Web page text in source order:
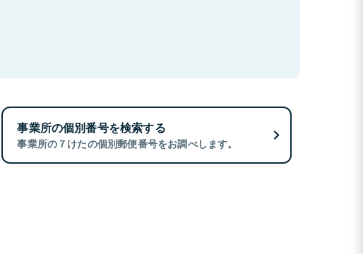
事業所の個別番号を検索する
事業所の７けたの個別郵便番号をお調べします。